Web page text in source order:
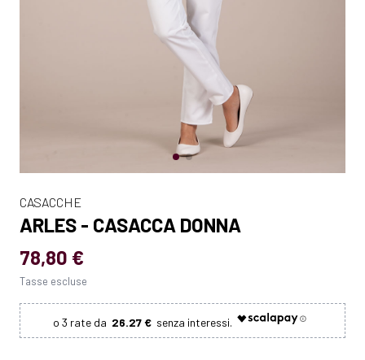
CASACCHE
ARLES - CASACCA DONNA
78,80 €
Tasse escluse
26.27 €